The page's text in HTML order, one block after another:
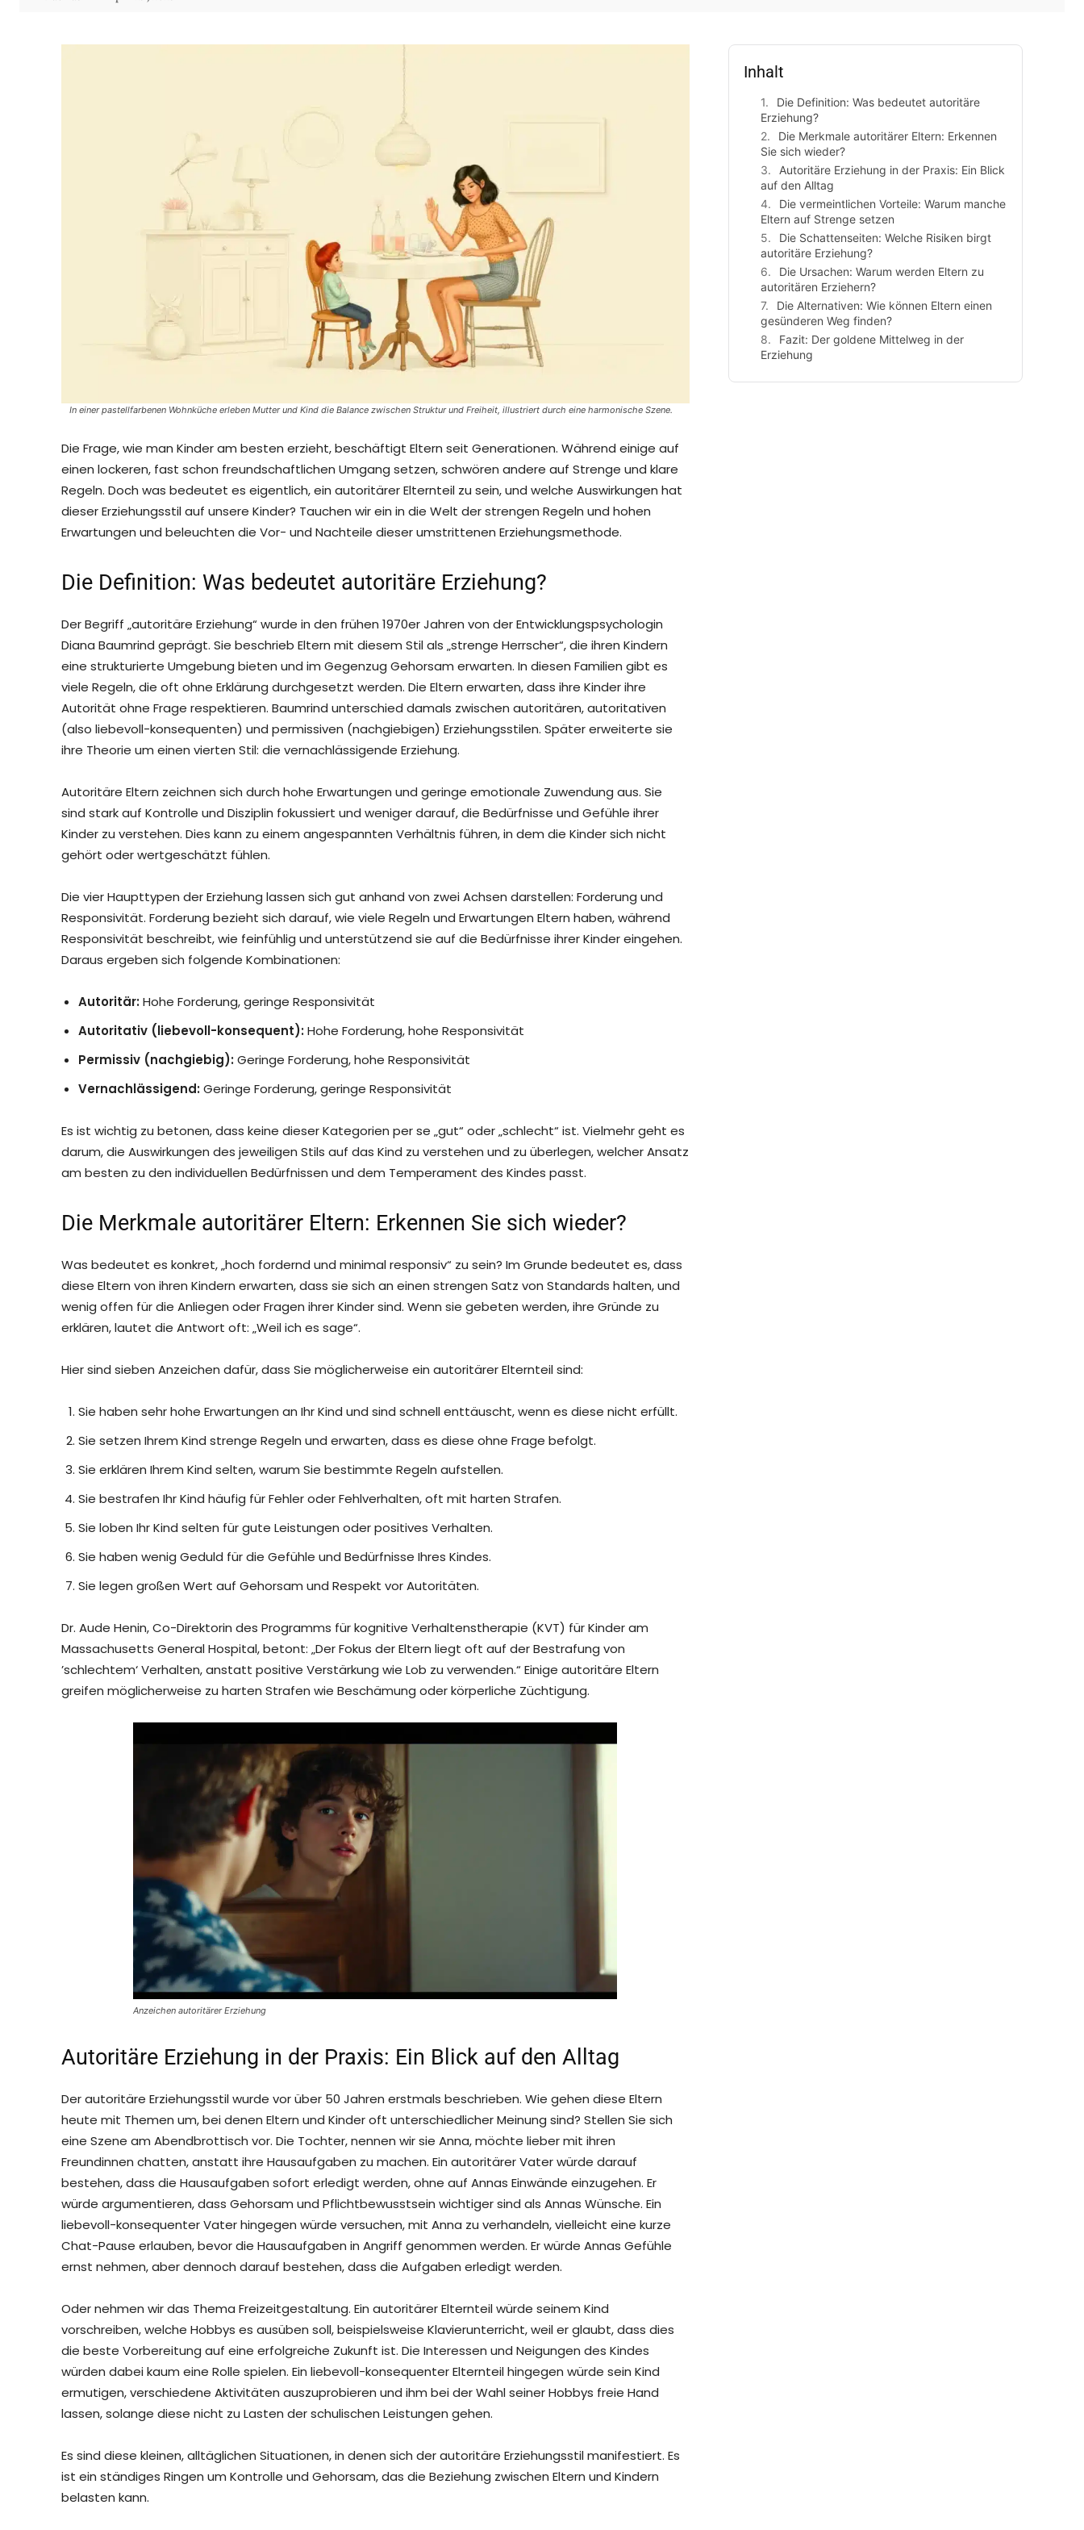
In einer pastellfarbenen Wohnküche erleben Mutter und Kind die Balance zwischen Struktur und Freiheit, illustriert durch eine harmonische Szene.
Die Frage, wie man Kinder am besten erzieht, beschäftigt Eltern seit Generationen. Während einige auf
einen lockeren, fast schon freundschaftlichen Umgang setzen, schwören andere auf Strenge und klare
Regeln. Doch was bedeutet es eigentlich, ein autoritärer Elternteil zu sein, und welche Auswirkungen hat
dieser Erziehungsstil auf unsere Kinder? Tauchen wir ein in die Welt der strengen Regeln und hohen
Erwartungen und beleuchten die Vor- und Nachteile dieser umstrittenen Erziehungsmethode.
Die Definition: Was bedeutet autoritäre Erziehung?
Der Begriff „autoritäre Erziehung“ wurde in den frühen 1970er Jahren von der Entwicklungspsychologin
Diana Baumrind geprägt. Sie beschrieb Eltern mit diesem Stil als „strenge Herrscher“, die ihren Kindern
eine strukturierte Umgebung bieten und im Gegenzug Gehorsam erwarten. In diesen Familien gibt es
viele Regeln, die oft ohne Erklärung durchgesetzt werden. Die Eltern erwarten, dass ihre Kinder ihre
Autorität ohne Frage respektieren. Baumrind unterschied damals zwischen autoritären, autoritativen
(also liebevoll-konsequenten) und permissiven (nachgiebigen) Erziehungsstilen. Später erweiterte sie
ihre Theorie um einen vierten Stil: die vernachlässigende Erziehung.
Autoritäre Eltern zeichnen sich durch hohe Erwartungen und geringe emotionale Zuwendung aus. Sie
sind stark auf Kontrolle und Disziplin fokussiert und weniger darauf, die Bedürfnisse und Gefühle ihrer
Kinder zu verstehen. Dies kann zu einem angespannten Verhältnis führen, in dem die Kinder sich nicht
gehört oder wertgeschätzt fühlen.
Die vier Haupttypen der Erziehung lassen sich gut anhand von zwei Achsen darstellen: Forderung und
Responsivität. Forderung bezieht sich darauf, wie viele Regeln und Erwartungen Eltern haben, während
Responsivität beschreibt, wie feinfühlig und unterstützend sie auf die Bedürfnisse ihrer Kinder eingehen.
Daraus ergeben sich folgende Kombinationen:
Autoritär:Hohe Forderung, geringe Responsivität
Autoritativ (liebevoll-konsequent):Hohe Forderung, hohe Responsivität
Permissiv (nachgiebig):Geringe Forderung, hohe Responsivität
Vernachlässigend:Geringe Forderung, geringe Responsivität
Es ist wichtig zu betonen, dass keine dieser Kategorien per se „gut“ oder „schlecht“ ist. Vielmehr geht es
darum, die Auswirkungen des jeweiligen Stils auf das Kind zu verstehen und zu überlegen, welcher Ansatz
am besten zu den individuellen Bedürfnissen und dem Temperament des Kindes passt.
Die Merkmale autoritärer Eltern: Erkennen Sie sich wieder?
Was bedeutet es konkret, „hoch fordernd und minimal responsiv“ zu sein? Im Grunde bedeutet es, dass
diese Eltern von ihren Kindern erwarten, dass sie sich an einen strengen Satz von Standards halten, und
wenig offen für die Anliegen oder Fragen ihrer Kinder sind. Wenn sie gebeten werden, ihre Gründe zu
erklären, lautet die Antwort oft: „Weil ich es sage“.
Hier sind sieben Anzeichen dafür, dass Sie möglicherweise ein autoritärer Elternteil sind:
Sie haben sehr hohe Erwartungen an Ihr Kind und sind schnell enttäuscht, wenn es diese nicht erfüllt.
Sie setzen Ihrem Kind strenge Regeln und erwarten, dass es diese ohne Frage befolgt.
Sie erklären Ihrem Kind selten, warum Sie bestimmte Regeln aufstellen.
Sie bestrafen Ihr Kind häufig für Fehler oder Fehlverhalten, oft mit harten Strafen.
Sie loben Ihr Kind selten für gute Leistungen oder positives Verhalten.
Sie haben wenig Geduld für die Gefühle und Bedürfnisse Ihres Kindes.
Sie legen großen Wert auf Gehorsam und Respekt vor Autoritäten.
Dr. Aude Henin, Co-Direktorin des Programms für kognitive Verhaltenstherapie (KVT) für Kinder am
Massachusetts General Hospital, betont: „Der Fokus der Eltern liegt oft auf der Bestrafung von
’schlechtem‘ Verhalten, anstatt positive Verstärkung wie Lob zu verwenden.“ Einige autoritäre Eltern
greifen möglicherweise zu harten Strafen wie Beschämung oder körperliche Züchtigung.
Anzeichen autoritärer Erziehung
Autoritäre Erziehung in der Praxis: Ein Blick auf den Alltag
Der autoritäre Erziehungsstil wurde vor über 50 Jahren erstmals beschrieben. Wie gehen diese Eltern
heute mit Themen um, bei denen Eltern und Kinder oft unterschiedlicher Meinung sind? Stellen Sie sich
eine Szene am Abendbrottisch vor. Die Tochter, nennen wir sie Anna, möchte lieber mit ihren
Freundinnen chatten, anstatt ihre Hausaufgaben zu machen. Ein autoritärer Vater würde darauf
bestehen, dass die Hausaufgaben sofort erledigt werden, ohne auf Annas Einwände einzugehen. Er
würde argumentieren, dass Gehorsam und Pflichtbewusstsein wichtiger sind als Annas Wünsche. Ein
liebevoll-konsequenter Vater hingegen würde versuchen, mit Anna zu verhandeln, vielleicht eine kurze
Chat-Pause erlauben, bevor die Hausaufgaben in Angriff genommen werden. Er würde Annas Gefühle
ernst nehmen, aber dennoch darauf bestehen, dass die Aufgaben erledigt werden.
Oder nehmen wir das Thema Freizeitgestaltung. Ein autoritärer Elternteil würde seinem Kind
vorschreiben, welche Hobbys es ausüben soll, beispielsweise Klavierunterricht, weil er glaubt, dass dies
die beste Vorbereitung auf eine erfolgreiche Zukunft ist. Die Interessen und Neigungen des Kindes
würden dabei kaum eine Rolle spielen. Ein liebevoll-konsequenter Elternteil hingegen würde sein Kind
ermutigen, verschiedene Aktivitäten auszuprobieren und ihm bei der Wahl seiner Hobbys freie Hand
lassen, solange diese nicht zu Lasten der schulischen Leistungen gehen.
Es sind diese kleinen, alltäglichen Situationen, in denen sich der autoritäre Erziehungsstil manifestiert. Es
ist ein ständiges Ringen um Kontrolle und Gehorsam, das die Beziehung zwischen Eltern und Kindern
belasten kann.
Inhalt
Die Definition: Was bedeutet autoritäre
Erziehung?
Die Merkmale autoritärer Eltern: Erkennen
Sie sich wieder?
Autoritäre Erziehung in der Praxis: Ein Blick
auf den Alltag
Die vermeintlichen Vorteile: Warum manche
Eltern auf Strenge setzen
Die Schattenseiten: Welche Risiken birgt
autoritäre Erziehung?
Die Ursachen: Warum werden Eltern zu
autoritären Erziehern?
Die Alternativen: Wie können Eltern einen
gesünderen Weg finden?
Fazit: Der goldene Mittelweg in der
Erziehung